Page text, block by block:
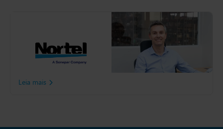
A Nortel, presente em 14
estados, é uma importante
distribuidora de materiais e
Leia mais